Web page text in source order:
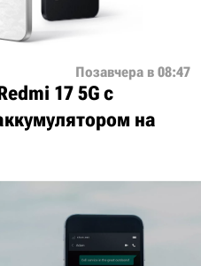
Позавчера в 08:47
17 5G с
на